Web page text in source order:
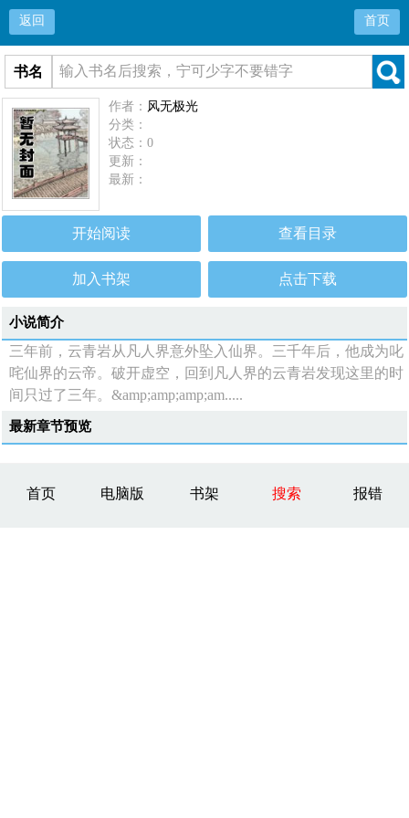
返回 首页
书名
作者： 风无极光
分类：
状态：0
更新：
最新：
开始阅读 查看目录
加入书架 点击下载
小说简介
三年前，云青岩从凡人界意外坠入仙界。三千年后，他成为叱
咤仙界的云帝。破开虚空，回到凡人界的云青岩发现这里的时
间只过了三年。&amp;amp;amp;am.....
最新章节预览
首页 电脑版 书架 搜索 报错